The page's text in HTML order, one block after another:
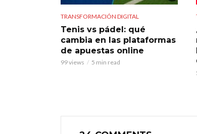
TRANSFORMACIÓN DIGITAL
Tenis vs pádel: qué
cambia en las plataformas
de apuestas online
99 views 5 min read